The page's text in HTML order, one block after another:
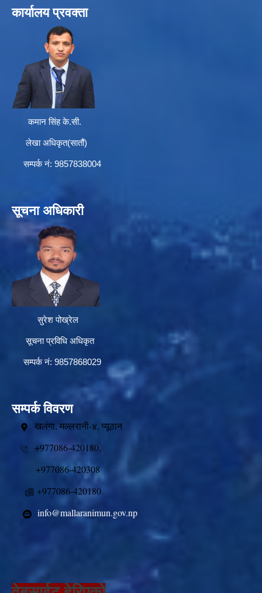
कार्यालय प्रवक्ता
कमान सिंह के.सी.
लेखा अधिकृत(सातौं)
सम्पर्क न‌ं: 9857838004
सूचना अधिकारी
सुरेश पोख्रेल
सूचना प्रविधि अधिकृत
सम्पर्क नं: 9857868029
सम्पर्क विवरण
खलंगा, मल्लरानी-४, प्यूठान
+977086-420180,
+977086-420308
+977086-420180
info@mallaranimun.gov.np